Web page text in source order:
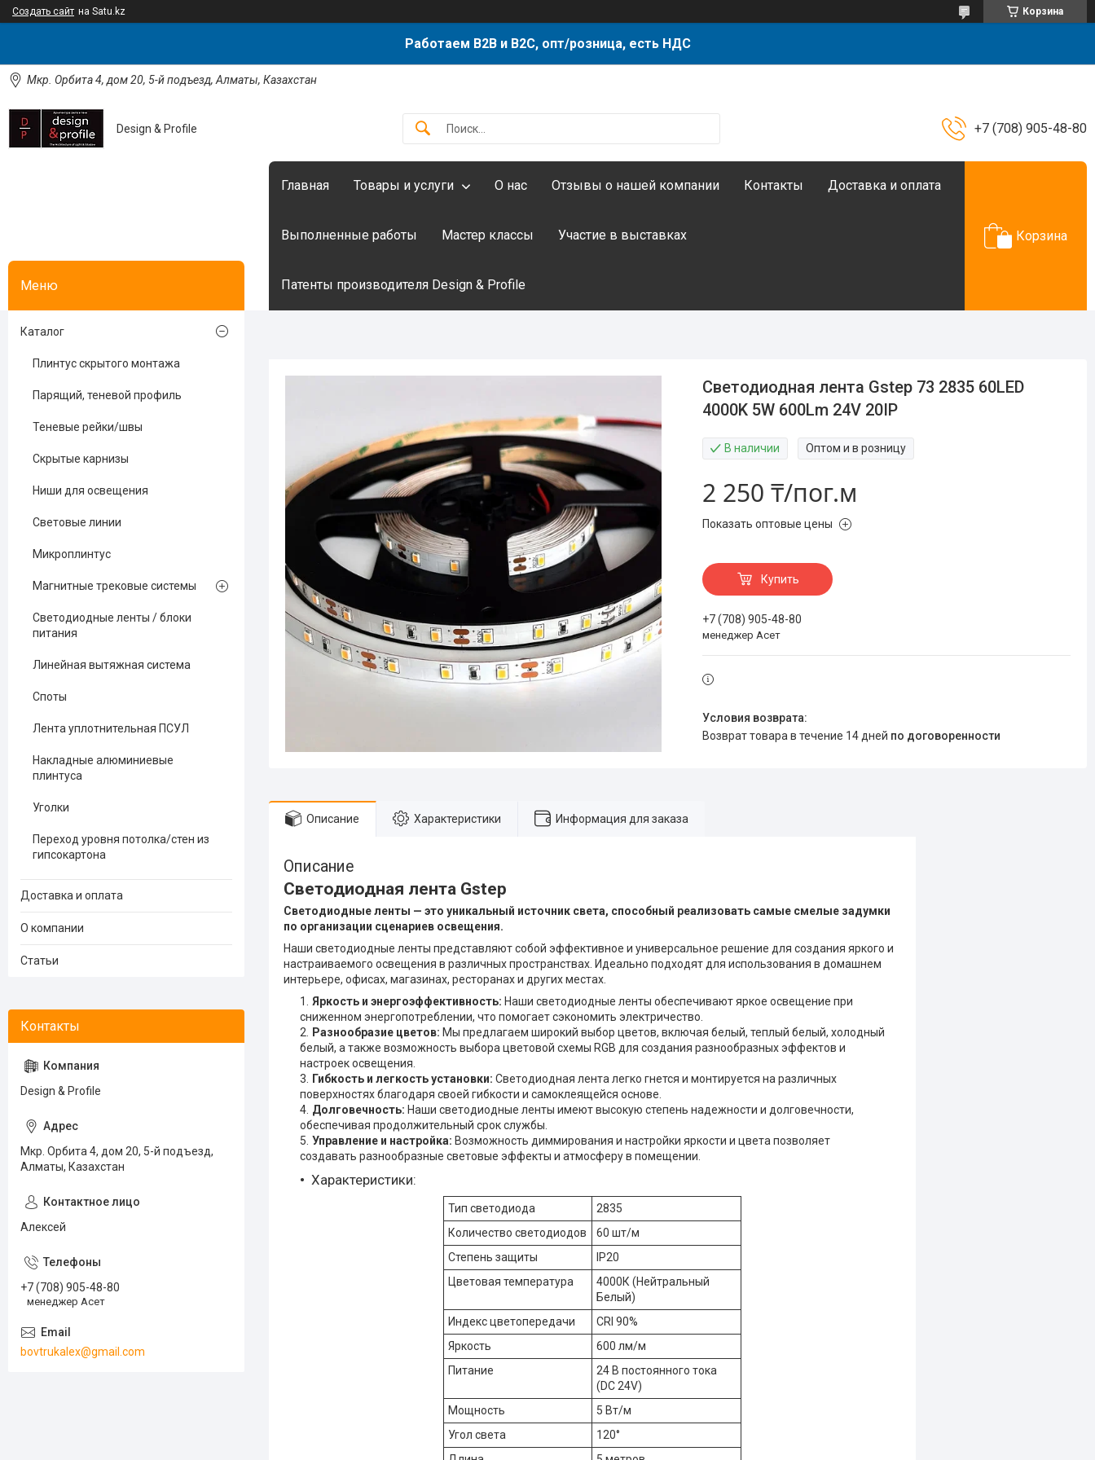
Создать сайт на Satu.kz Корзина
Работаем B2B и B2C, опт/розница, есть НДС
Мкр. Орбита 4, дом 20, 5-й подъезд, Алматы, Казахстан
Design & Profile +7 (708) 905-48-80
Главная Товары и услуги О нас Отзывы о нашей компании Контакты Доставка и оплата
Выполненные работы Мастер классы Участие в выставках
Патенты производителя Design & Profile
Корзина
Светодиодная лента Gstep 73 2835 60LED
4000K 5W 600Lm 24V 20IP
В наличии Оптом и в розницу
2 250 ₸/пог.м
Показать оптовые цены
Купить
+7 (708) 905-48-80
менеджер Асет
возврат товара в течение 14 дней по договоренности
Описание Характеристики Информация для заказа
Описание
Светодиодная лента Gstep
Светодиодные ленты — это уникальный источник света, способный реализовать самые смелые задумки
по организации сценариев освещения.
Наши светодиодные ленты представляют собой эффективное и универсальное решение для создания яркого и
настраиваемого освещения в различных пространствах. Идеально подходят для использования в домашнем
интерьере, офисах, магазинах, ресторанах и других местах.
Яркость и энергоэффективность: Наши светодиодные ленты обеспечивают яркое освещение при
сниженном энергопотреблении, что помогает сэкономить электричество.
Разнообразие цветов: Мы предлагаем широкий выбор цветов, включая белый, теплый белый, холодный
белый, а также возможность выбора цветовой схемы RGB для создания разнообразных эффектов и
настроек освещения.
Гибкость и легкость установки: Светодиодная лента легко гнется и монтируется на различных
поверхностях благодаря своей гибкости и самоклеящейся основе.
Долговечность: Наши светодиодные ленты имеют высокую степень надежности и долговечности,
обеспечивая продолжительный срок службы.
Управление и настройка: Возможность диммирования и настройки яркости и цвета позволяет
создавать разнообразные световые эффекты и атмосферу в помещении.
Характеристики:
Тип светодиода
2835
Количество светодиодов
60 шт/м
Степень защиты
IP20
Цветовая температура
4000К (Нейтральный
Белый)
Индекс цветопередачи
CRI 90%
Яркость
600 лм/м
Питание
24 В постоянного тока
(DC 24V)
Мощность
5 Вт/м
Угол света
120°
Каталог
Плинтус скрытого монтажа
Парящий, теневой профиль
Теневые рейки/швы
Скрытые карнизы
Ниши для освещения
Световые линии
Микроплинтус
Магнитные трековые системы
Светодиодные ленты / блоки
питания
Линейная вытяжная система
Споты
Лента уплотнительная ПСУЛ
Накладные алюминиевые
плинтуса
Уголки
Переход уровня потолка/стен из
гипсокартона
Доставка и оплата
О компании
Статьи
Design & Profile
Мкр. Орбита 4, дом 20, 5-й подъезд,
Алматы, Казахстан
Алексей
+7 (708) 905-48-80
менеджер Асет
bovtrukalex@gmail.com